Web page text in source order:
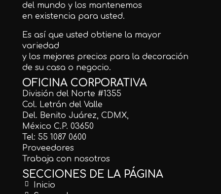
del mundo y los mantenemos
en existencia para usted.
Es así que usted obtiene la mayor
variedad
y los mejores precios para la decoración
de su casa o negocio.
OFICINA CORPORATIVA
División del Norte #1355
Col. Letrán del Valle
Del. Benito Juárez, CDMX,
México C.P. 03650
Tel: 55 1087 0600
Proveedores
Trabaja con nosotros
SECCIONES DE LA PÁGINA
Inicio